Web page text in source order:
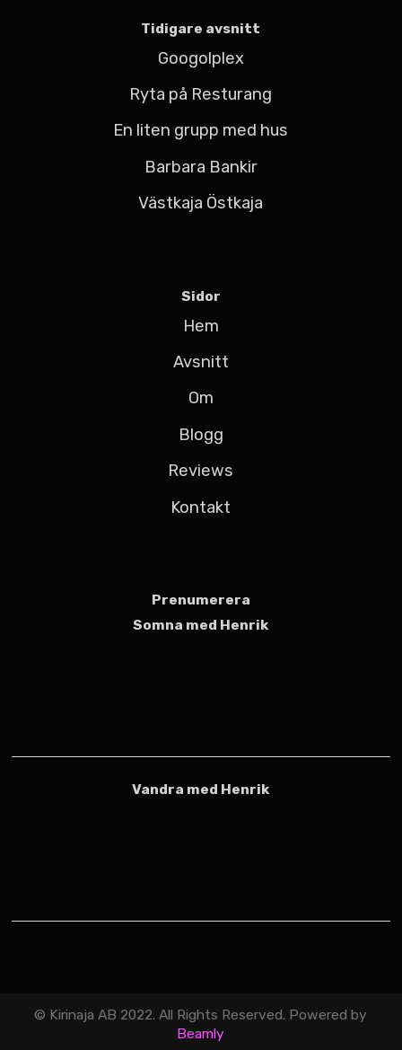
Tidigare avsnitt
Googolplex
Ryta på Resturang
En liten grupp med hus
Barbara Bankir
Västkaja Östkaja
Sidor
Hem
Avsnitt
Om
Blogg
Reviews
Kontakt
Prenumerera
Somna med Henrik
Vandra med Henrik
© Kirinaja AB 2022. All Rights Reserved. Powered by
Beamly